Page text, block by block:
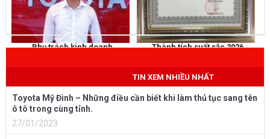
Phụ trách kinh doanh Thành tích suất sắc 2026
TIN XEM NHIỀU NHẤT
Toyota Mỹ Đình – Những điều cần biết khi làm thủ tục sang tên
ô tô trong cùng tỉnh.
27/01/2023